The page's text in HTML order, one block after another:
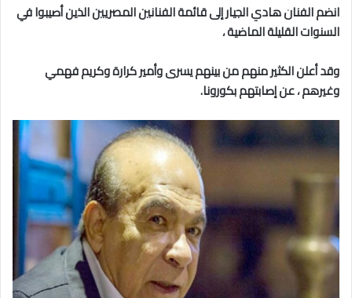
انضم الفنان هادي الجيار إلى قائمة الفنانين المصريين الذين أصيبوا في
السنوات القليلة الماضية ،
وقد أعلن الكثير منهم من بينهم يسرى وأمير كرارة وكريم فهمي
وغيرهم ، عن إصابتهم بكورونا.